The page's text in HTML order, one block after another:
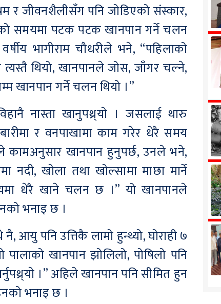
र जीवनशैलीसँग पनि जोडिएको संस्कार,
समयमा पटक पटक खानपान गर्ने चलन
भागीराम चौधरीले भने, “पहिलाको
थियो, खानपानले जोस, जाँगर चल्ने,
खानपान गर्ने चलन थियो ।”
नास्ता खानुपथ्र्याे । जसलाई थारु
र वनपाखामा काम गरेर धेरै समय
कामअनुसार खानपान हुनुपर्छ, उनले भने,
खोला तथा खोल्सामा माछा मार्ने
धेरै खाने चलन छ ।” यो खानपानले
भनाइ छ ।
आयु पनि उत्तिकै लामो हुन्थ्यो, घोराही ७
खानपान झोलिलो, पोषिलो पनि
।” अहिले खानपान पनि सीमित हुन
भनाइ छ ।